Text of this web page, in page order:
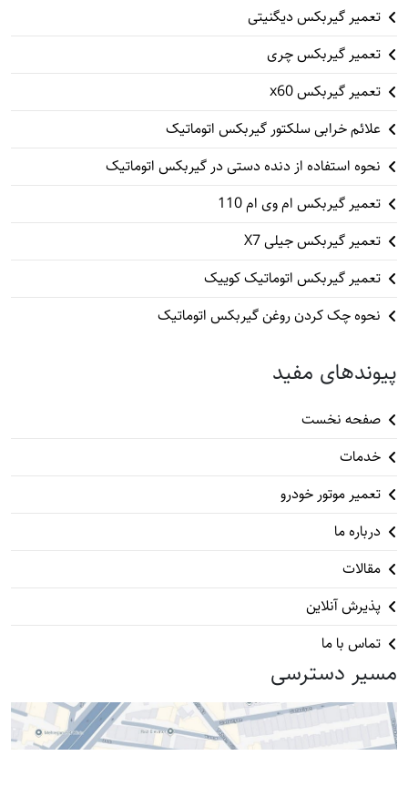
تعمیر گیربکس دیگنیتی
تعمیر گیربکس چری
تعمیر گیربکس x60
علائم خرابی سلکتور گیربکس اتوماتیک
نحوه استفاده از دنده دستی در گیربکس اتوماتیک
تعمیر گیربکس ام وی ام 110
تعمیر گیربکس جیلی X7
تعمیر گیربکس اتوماتیک کوییک
نحوه چک کردن روغن گیربکس اتوماتیک
پیوندهای مفید
صفحه نخست
خدمات
تعمیر موتور خودرو
درباره ما
مقالات
پذیرش آنلاین
تماس با ما
مسیر دسترسی